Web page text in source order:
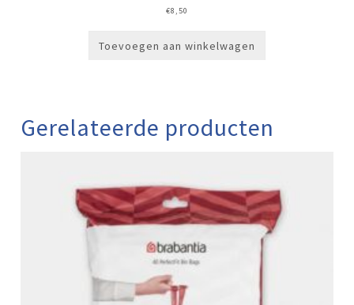
€8,50
Toevoegen aan winkelwagen
Gerelateerde producten